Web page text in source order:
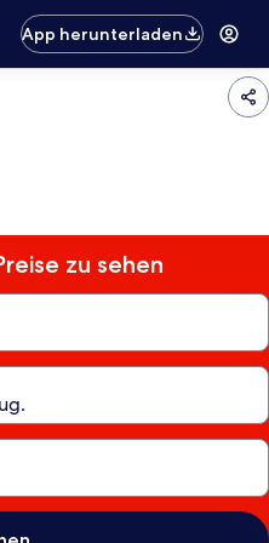
App herunterladen
zu sehen